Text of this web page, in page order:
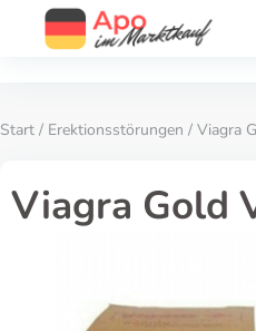
Start / Erektionsstörungen / Viagra
Viagra Gold